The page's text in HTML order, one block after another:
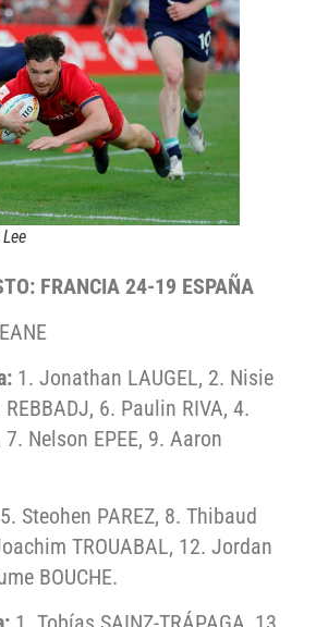
FRANCIA 24-19 ESPAÑA
1. Jonathan LAUGEL, 2. Nisie
REBBADJ, 6. Paulin RIVA, 4.
Nelson EPEE, 9. Aaron
Steohen PAREZ, 8. Thibaud
TROUABAL, 12. Jordan
BOUCHE.